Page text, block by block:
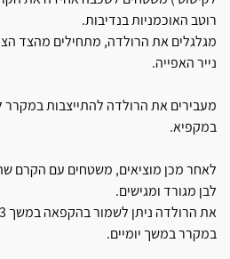
רוטב האוכמניות בנדיבות.
מגלגלים את הרולדה, מתחילים מהצד
נייר האפייה.
במקפיא.
לאחר מכן מוציאים, משטחים עם הקרם
לבן מגורד ומגישים.
במקרר במשך יומיים.